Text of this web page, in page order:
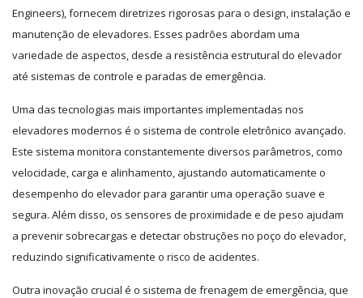
Engineers), fornecem diretrizes rigorosas para o design, instalação e
manutenção de elevadores. Esses padrões abordam uma
variedade de aspectos, desde a resistência estrutural do elevador
até sistemas de controle e paradas de emergência.
Uma das tecnologias mais importantes implementadas nos
elevadores modernos é o sistema de controle eletrônico avançado.
Este sistema monitora constantemente diversos parâmetros, como
velocidade, carga e alinhamento, ajustando automaticamente o
desempenho do elevador para garantir uma operação suave e
segura. Além disso, os sensores de proximidade e de peso ajudam
a prevenir sobrecargas e detectar obstruções no poço do elevador,
reduzindo significativamente o risco de acidentes.
Outra inovação crucial é o sistema de frenagem de emergência, que